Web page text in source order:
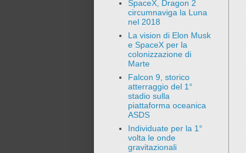
SpaceX, Dragon 2
circumnaviga la Luna
nel 2018
La vision di Elon Musk
e SpaceX per la
colonizzazione di
Marte
Falcon 9, storico
atterraggio del 1°
stadio sulla
piattaforma oceanica
ASDS
Individuate per la 1°
volta le onde
gravitazionali